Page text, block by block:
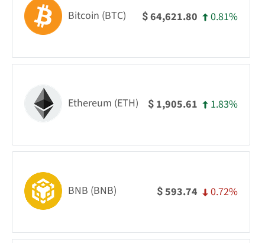
Bitcoin (BTC) $64,621.80 0.81%
Ethereum (ETH) $ 1,905.61 1.83%
BNB (BNB) $593.74 0.72%